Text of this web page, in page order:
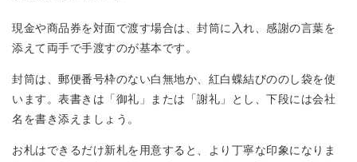
現金や商品券を対面で渡す場合は、封筒に入れ、感謝の言葉を
添えて両手で手渡すのが基本です。
封筒は、郵便番号枠のない白無地か、紅白蝶結びののし袋を使
います。表書きは「御礼」または「謝礼」とし、下段には会社
名を書き添えましょう。
お札はできるだけ新札を用意すると、より丁寧な印象になりま